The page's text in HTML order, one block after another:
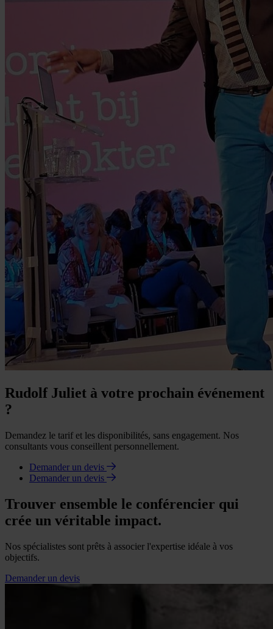
Rudolf Juliet à votre prochain événement
?
Demandez le tarif et les disponibilités, sans engagement. Nos
consultants vous conseillent personnellement.
Demander un devis
Demander un devis
Trouver ensemble le conférencier qui
crée un véritable impact.
Nos spécialistes sont prêts à associer l'expertise idéale à vos
objectifs.
Demander un devis